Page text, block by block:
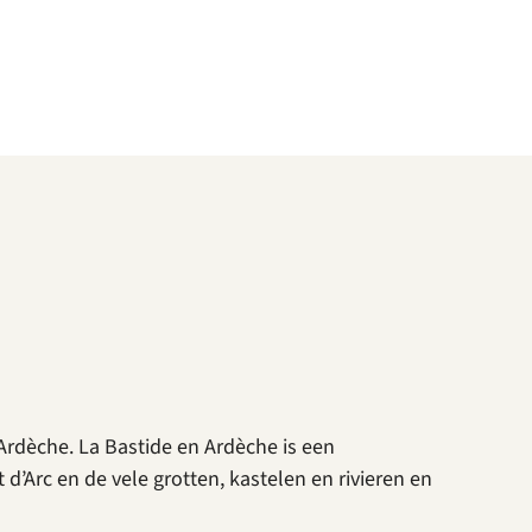
La Bastide en Ardèche is een
en de vele grotten, kastelen en rivieren en